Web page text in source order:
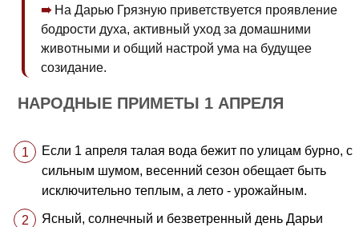
На Дарью Грязную приветствуется проявление
бодрости духа, активный уход за домашними
животными и общий настрой ума на будущее
созидание.
НАРОДНЫЕ ПРИМЕТЫ 1 АПРЕЛЯ
Если 1 апреля талая вода бежит по улицам бурно, с
сильным шумом, весенний сезон обещает быть
исключительно теплым, а лето - урожайным.
Ясный, солнечный и безветренный день Дарьи